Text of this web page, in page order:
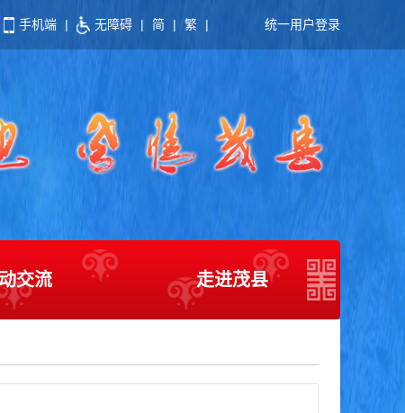
手机端 | 无障碍 | 简 | 繁 | 统一用户登录
交流 走进茂县